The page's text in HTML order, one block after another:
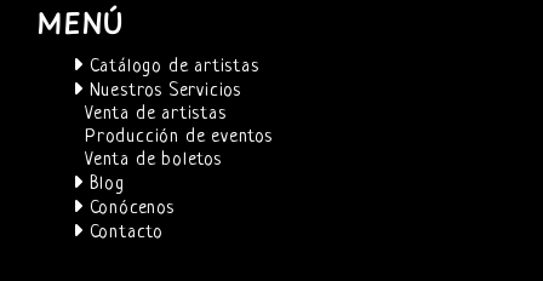
MENÚ
Catálogo de artistas
Nuestros Servicios
Venta de artistas
Producción de eventos
Venta de boletos
Blog
Conócenos
Contacto